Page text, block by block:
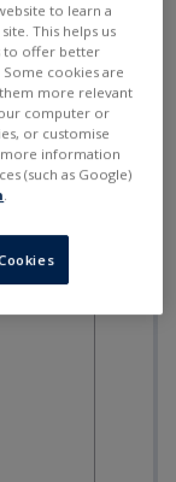
to learn a
This helps us
to offer better
cookies are
more relevant
computer or
or customise
more information
(such as Google)
.